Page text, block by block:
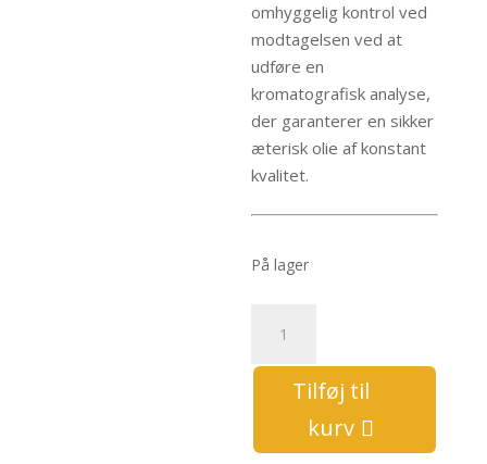
omhyggelig kontrol ved
modtagelsen ved at
udføre en
kromatografisk analyse,
der garanterer en sikker
æterisk olie af konstant
kvalitet.
På lager
certificeret
æterisk
citron
Tilføj til
kurv